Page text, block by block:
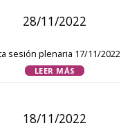
28/11/2022
sesión plenaria 17/11/2022
LEER MÁS
18/11/2022